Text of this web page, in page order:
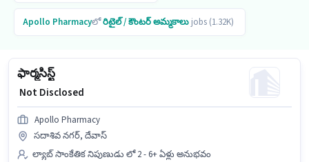
Apollo Pharmacyలోరిటైల్ / కౌంటర్ అమ్మకాలు jobs (1.32K)
ఫార్మసిస్ట్
₹ Not Disclosed
Apollo Pharmacy
సదాశివ నగర్, దేవాస్
ల్యాబ్ సాంకేతిక నిపుణుడు లో 2 - 6+ ఏళ్లు అనుభవం